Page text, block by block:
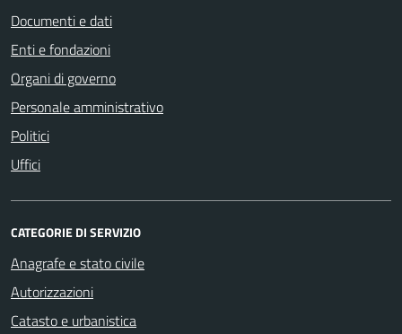
Documenti e dati
Enti e fondazioni
Organi di governo
Personale amministrativo
Politici
Uffici
CATEGORIE DI SERVIZIO
Anagrafe e stato civile
Autorizzazioni
Catasto e urbanistica